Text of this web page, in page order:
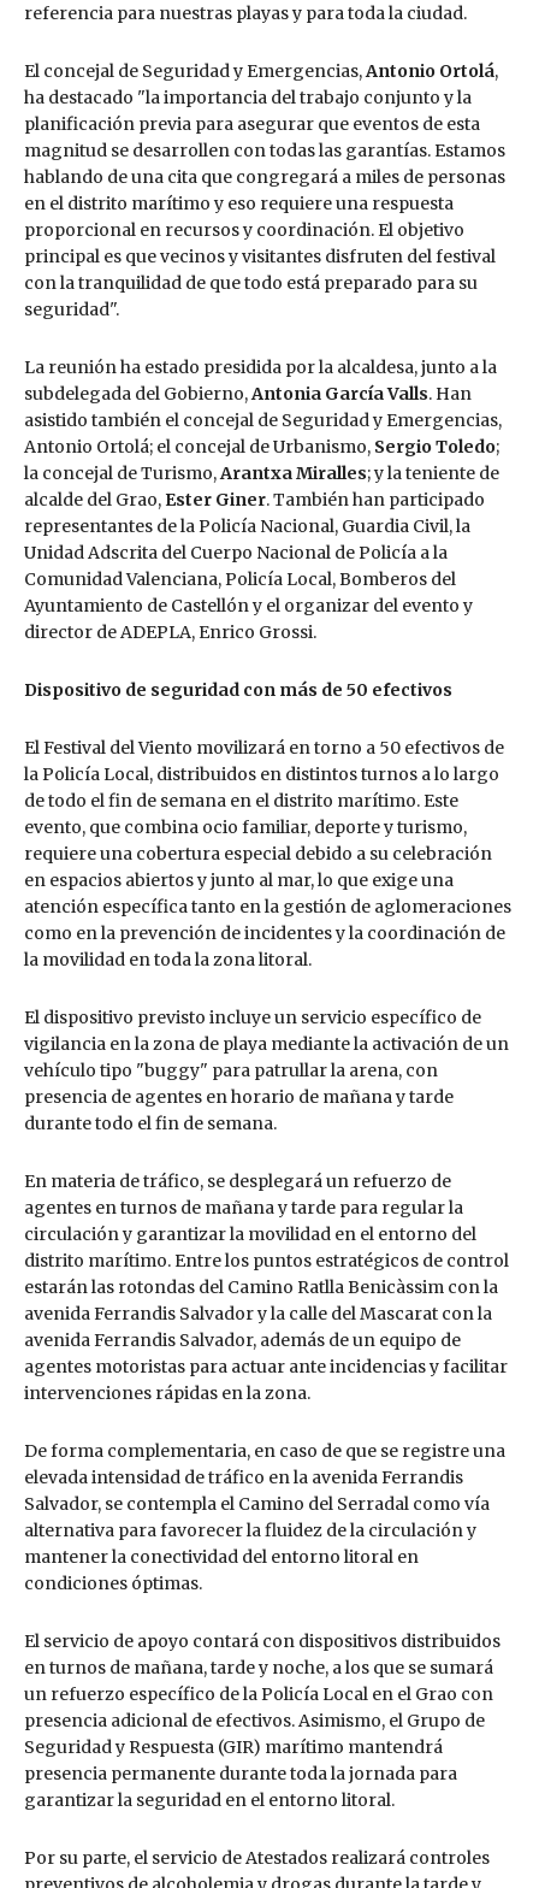
referencia para nuestras playas y para toda la ciudad.
El concejal de Seguridad y Emergencias,Antonio Ortolá,
ha destacado "la importancia del trabajo conjunto y la
planificación previa para asegurar que eventos de esta
magnitud se desarrollen con todas las garantías. Estamos
hablando de una cita que congregará a miles de personas
en el distrito marítimo y eso requiere una respuesta
proporcional en recursos y coordinación. El objetivo
principal es que vecinos y visitantes disfruten del festival
con la tranquilidad de que todo está preparado para su
seguridad".
La reunión ha estado presidida por la alcaldesa, junto a la
subdelegada del Gobierno,Antonia García Valls. Han
asistido también el concejal de Seguridad y Emergencias,
Antonio Ortolá; el concejal de Urbanismo, Sergio Toledo;
la concejal de Turismo,Arantxa Miralles; y la teniente de
alcalde del Grao, Ester Giner. También han participado
representantes de la Policía Nacional, Guardia Civil, la
Unidad Adscrita del Cuerpo Nacional de Policía a la
Comunidad Valenciana, Policía Local, Bomberos del
Ayuntamiento de Castellón y el organizar del evento y
director de ADEPLA, Enrico Grossi.
Dispositivo de seguridad con más de 50 efectivos
El Festival del Viento movilizará en torno a 50 efectivos de
la Policía Local, distribuidos en distintos turnos a lo largo
de todo el fin de semana en el distrito marítimo. Este
evento, que combina ocio familiar, deporte y turismo,
requiere una cobertura especial debido a su celebración
en espacios abiertos y junto al mar, lo que exige una
atención específica tanto en la gestión de aglomeraciones
como en la prevención de incidentes y la coordinación de
la movilidad en toda la zona litoral.
El dispositivo previsto incluye un servicio específico de
vigilancia en la zona de playa mediante la activación de un
vehículo tipo "buggy" para patrullar la arena, con
presencia de agentes en horario de mañana y tarde
durante todo el fin de semana.
En materia de tráfico, se desplegará un refuerzo de
agentes en turnos de mañana y tarde para regular la
circulación y garantizar la movilidad en el entorno del
distrito marítimo. Entre los puntos estratégicos de control
estarán las rotondas del Camino Ratlla Benicàssim con la
avenida Ferrandis Salvador y la calle del Mascarat con la
avenida Ferrandis Salvador, además de un equipo de
agentes motoristas para actuar ante incidencias y facilitar
intervenciones rápidas en la zona.
De forma complementaria, en caso de que se registre una
elevada intensidad de tráfico en la avenida Ferrandis
Salvador, se contempla el Camino del Serradal como vía
alternativa para favorecer la fluidez de la circulación y
mantener la conectividad del entorno litoral en
condiciones óptimas.
El servicio de apoyo contará con dispositivos distribuidos
en turnos de mañana, tarde y noche, a los que se sumará
un refuerzo específico de la Policía Local en el Grao con
presencia adicional de efectivos. Asimismo, el Grupo de
Seguridad y Respuesta (GIR) marítimo mantendrá
presencia permanente durante toda la jornada para
garantizar la seguridad en el entorno litoral.
Por su parte, el servicio de Atestados realizará controles